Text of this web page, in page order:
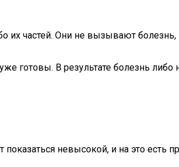
частей. Они не вызывают болезнь,
готовы. В результате болезнь
невысокой, и на это есть